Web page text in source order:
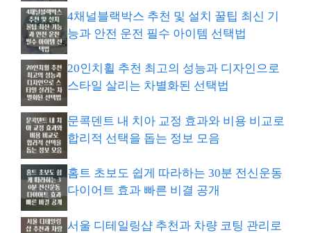
4채널블랙박스 추천 및 설치 꿀팁 최신 기
능과 안전 운전 필수 아이템 선택법
20인치휠 추천 최고의 성능과 디자인으로
스타일 살리는 차별화된 선택법
문콕덴트 내 치아 교정 효과와 비용 비교로
합리적 선택을 돕는 정보 모음
홈트 초보도 쉽게 따라하는 30분 전신운동
다이어트 효과 빠른 비결 공개
서울 디테일링샵 추천과 차량 코팅 관리로